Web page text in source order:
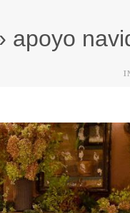
apoyo